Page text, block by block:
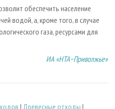
обеспечить население
водой, а, кроме того, в случае
газа, ресурсами для
ИА «НТА−Приволжье»
| Древесные отходы |